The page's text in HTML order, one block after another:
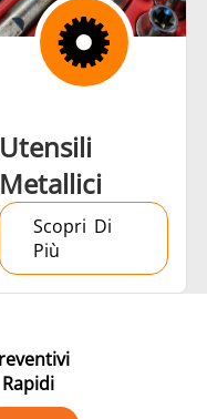
Utensili
Metallici
Scopri Di
Più
Rapidi